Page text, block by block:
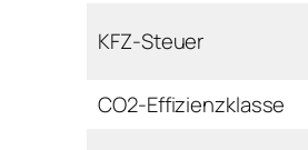
KFZ-Steuer
CO2-Effizienzklasse